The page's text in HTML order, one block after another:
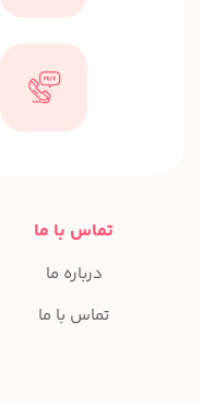
تماس با ما
درباره ما
تماس با ما